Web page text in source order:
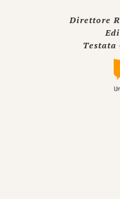
Direttore
Testata